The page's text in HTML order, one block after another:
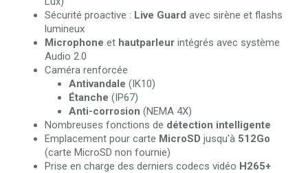
Sécurité proactive : Live Guard avec sirène et flashs
lumineux
Microphone et hautparleur intégrés avec système
Audio 2.0
Caméra renforcée
Antivandale (IK10)
Étanche (IP67)
Anti-corrosion (NEMA 4X)
Nombreuses fonctions de détection intelligente
Emplacement pour carte MicroSD jusqu'à 512Go
(carte MicroSD non fournie)
Prise en charge des derniers codecs vidéo H265+